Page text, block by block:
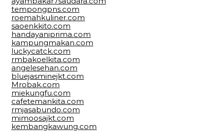
tempongpns.com
roemahkuliner.com
saoenkkito.com
handayaniprima.com
kampungmakan.com
luckycatck.com
rmbakoelkita.com
angelesehan.com
bluejasminejkt.com
Mrobak.com
miekungfu.com
cafetemankita.com
rmjasabundo.com
mimoosajkt.com
kembangkawung.com